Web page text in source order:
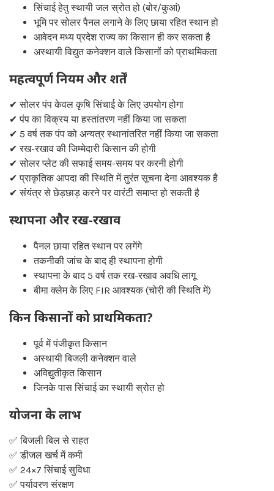
सिंचाई हेतु स्थायी जल स्रोत हो (बोर/कुआं)
भूमि पर सोलर पैनल लगाने के लिए छाया रहित स्थान हो
आवेदन मध्य प्रदेश राज्य का किसान ही कर सकता है
अस्थायी विद्युत कनेक्शन वाले किसानों को प्राथमिकता
महत्वपूर्ण नियम और शर्तें
✔ सोलर पंप केवल कृषि सिंचाई के लिए उपयोग होगा
✔ पंप का विक्रय या हस्तांतरण नहीं किया जा सकता
✔ 5 वर्ष तक पंप को अन्यत्र स्थानांतरित नहीं किया जा सकता
✔ रख-रखाव की जिम्मेदारी किसान की होगी
✔ सोलर प्लेट की सफाई समय-समय पर करनी होगी
✔ प्राकृतिक आपदा की स्थिति में तुरंत सूचना देना आवश्यक है
✔ संयंत्र से छेड़छाड़ करने पर वारंटी समाप्त हो सकती है
स्थापना और रख-रखाव
पैनल छाया रहित स्थान पर लगेंगे
तकनीकी जांच के बाद ही स्थापना होगी
स्थापना के बाद 5 वर्ष तक रख-रखाव अवधि लागू
बीमा क्लेम के लिए FIR आवश्यक (चोरी की स्थिति में)
किन किसानों को प्राथमिकता?
पूर्व में पंजीकृत किसान
अस्थायी बिजली कनेक्शन वाले
अविद्युतीकृत किसान
जिनके पास सिंचाई का स्थायी स्रोत हो
योजना के लाभ
✅ बिजली बिल से राहत
✅ डीजल खर्च में कमी
✅ 24×7 सिंचाई सुविधा
✅ पर्यावरण संरक्षण